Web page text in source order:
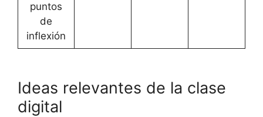
puntos
de
inflexión
Ideas relevantes de la clase
digital